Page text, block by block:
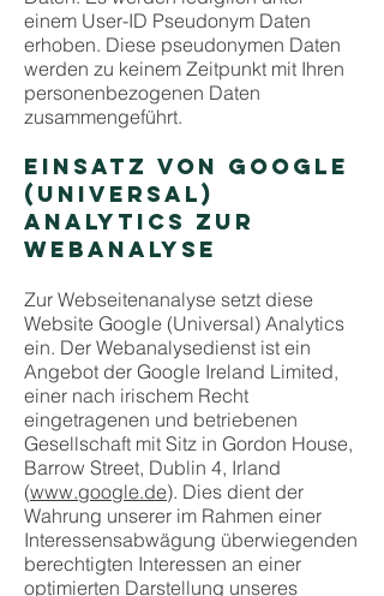
einem User-ID Pseudonym Daten
erhoben. Diese pseudonymen Daten
werden zu keinem Zeitpunkt mit Ihren
personenbezogenen Daten
zusammengeführt.
EINSATZ VON GOOGLE
(UNIVERSAL)
ANALYTICS ZUR
WEBANALYSE
Zur Webseitenanalyse setzt diese
Website Google (Universal) Analytics
ein. Der Webanalysedienst ist ein
Angebot der Google Ireland Limited,
einer nach irischem Recht
eingetragenen und betriebenen
Gesellschaft mit Sitz in Gordon House,
Barrow Street, Dublin 4, Irland
(www.google.de). Dies dient der
Wahrung unserer im Rahmen einer
Interessensabwägung überwiegenden
berechtigten Interessen an einer
optimierten Darstellung unseres